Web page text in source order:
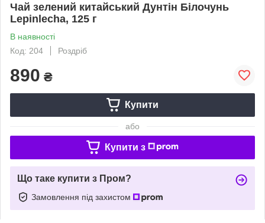
Чай зелений китайський Дунтін Білочунь
Lepinlecha, 125 г
В наявності
Код: 204
Роздріб
890 ₴
Купити
або
Купити з
Що таке купити з Пром?
Замовлення під захистом